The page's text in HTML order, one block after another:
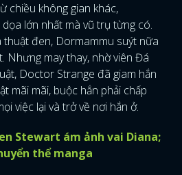
chiều không gian khác,
lớn nhất mà vũ trụ từng có.
thuật đen, Dormammu suýt nữa
Nhưng may thay, nhờ viên Đá
Doctor Strange đã giam hắn
mãi mãi, buộc hắn phải chấp
việc lại và trở về nơi hắn ở.
Stewart ám ảnh vai Diana;
thể manga